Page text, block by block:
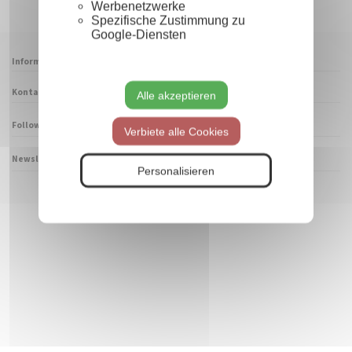
Werbenetzwerke
Spezifische Zustimmung zu
Google-Diensten
Alle akzeptieren
Verbiete alle Cookies
Personalisieren
Informationen
Kontaktieren Sie uns
Follow us
Newsletter